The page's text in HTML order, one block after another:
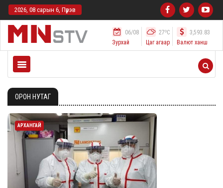
2026, 08 сарын 6, Пүрэв
06/08
Зурхай
27oC
Цаг агаар
3,593.83
Валют ханш
ОРОН НУТАГ
АРХАНГАЙ